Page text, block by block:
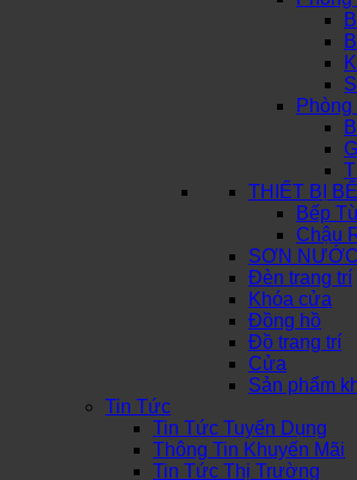
Phòng
THIẾT BỊ
Bếp
Chậu
SƠN NƯỚC
Đèn trang trí
Khóa cửa
Đồng hồ
Đồ trang trí
Cửa
Sản phẩm
Tin Tức
Tin Tức Tuyển Dụng
Thông Tin Khuyến Mãi
Tin Tức Thị Trường